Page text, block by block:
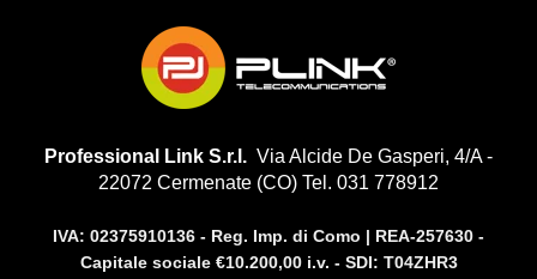
Professional Link S.r.l. Via Alcide De Gasperi, 4/A -
22072 Cermenate (CO) Tel. 031 778912
IVA: 02375910136 - Reg. Imp. di Como | REA-257630 -
Capitale sociale €10.200,00 i.v. - SDI: T04ZHR3